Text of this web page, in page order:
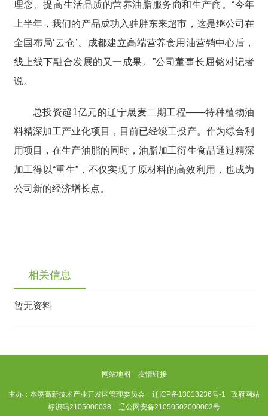
理念、提高生活品质的营养油脂服务商和生产商。“今年
上半年，我们的产品成功入驻胖东来超市，这是继公司在
全国布局‘云仓’、成都建立高端营养食用油营销中心后，
线上线下融合发展的又一成果。”公司董事长屈铭对记者
说。
总投资超1亿元的辽宁晟麦二期工程——特种植物油
料精深加工产业化项目，目前已经竣工投产。作为综合利
用项目，在生产油脂的同时，油脂加工衍生食品通过精深
加工得以“重生”，不仅实现了原材料的高效利用，也成为
公司新的经济增长点。
相关信息
暂无资料
网站地图 友情链接
主办：本溪高新技术产业开发区管理委员会 辽ICP备13013236号-1 政府网站
标识码2105000038 辽公网安备21050502000002号